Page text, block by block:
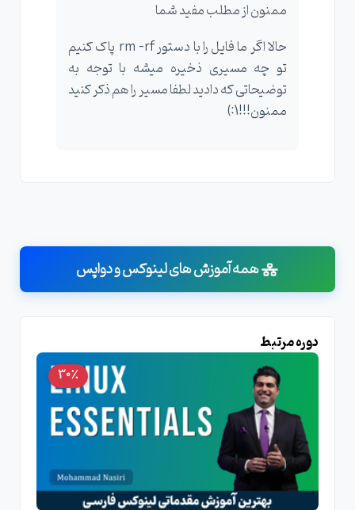
ممنون از مطلب مفید شما
حالا اگر ما فایل را با دستور rm -rf پاک کنیم
تو چه مسیری ذخیره میشه با توجه به
توضیحاتی که دادید لطفا مسیر را هم ذکر کنید
ممنون!!!1:)
همه آموزش های لینوکس و دواپس
دوره مرتبط
30٪